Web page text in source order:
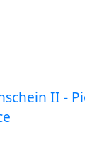
II -